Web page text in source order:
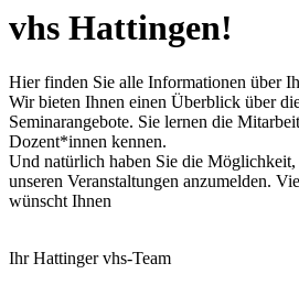
vhs Hattingen!
Hier finden Sie alle Informationen über
Wir bieten Ihnen einen Überblick über
Seminarangebote. Sie lernen die
Dozent*innen kennen.
Und natürlich haben Sie die
unseren Veranstaltungen anzumelden.
wünscht Ihnen
Ihr Hattinger vhs-Team